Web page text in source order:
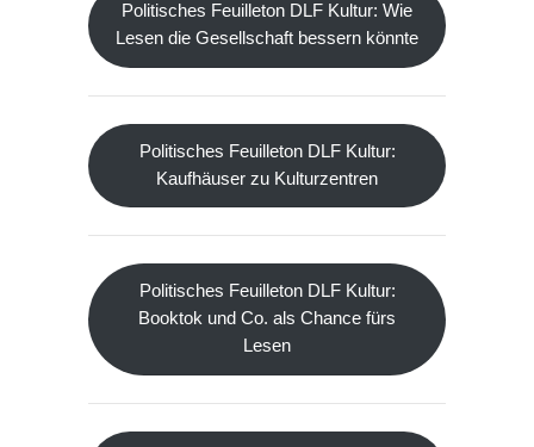
Politisches Feuilleton DLF Kultur: Wie
Lesen die Gesellschaft bessern könnte
Politisches Feuilleton DLF Kultur:
Kaufhäuser zu Kulturzentren
Politisches Feuilleton DLF Kultur:
Booktok und Co. als Chance fürs
Lesen